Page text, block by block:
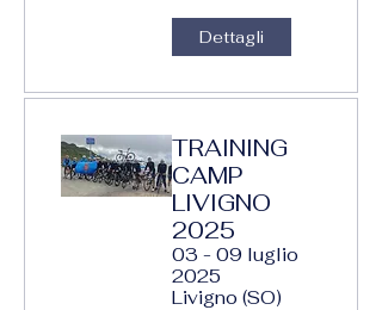
Dettagli
TRAINING
CAMP
LIVIGNO
2025
03 - 09 luglio
2025
Livigno (SO)